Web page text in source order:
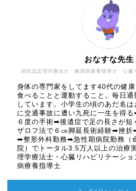
現役認定理学療法士 糖尿病療養指導士 心臓
おなすな先生
身体の専門家をしてます40代の健
食べることと運動すること。毎日通
しています。小学生の頃のあだ名
に交通事故に遭い九死に一生を得
６度の手術➡後遺症で足の長さが
ザロフ法で６㎝脚延長術経験➡挫折
➡整形外科勤務➡急性期病院勤務（
院）でトータル3.5万人以上の治療
理学療法士・心臓リハビリテーシ
病療養指導士